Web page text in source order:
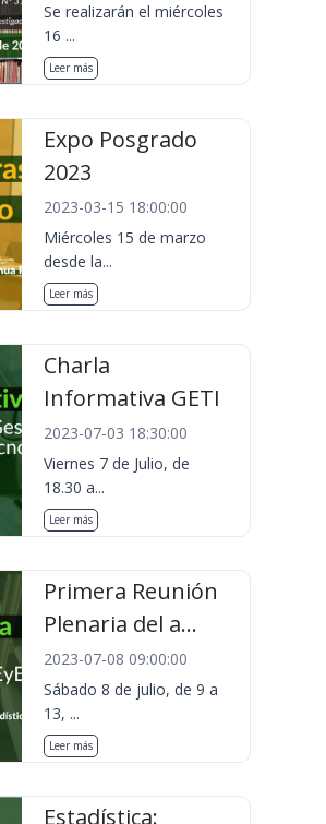
Se realizarán el miércoles
16 ...
Leer más
Expo Posgrado
2023
2023-03-15 18:00:00
Miércoles 15 de marzo
desde la...
Leer más
Charla
Informativa GETI
2023-07-03 18:30:00
Viernes 7 de Julio, de
18.30 a...
Leer más
Primera Reunión
Plenaria del a...
2023-07-08 09:00:00
Sábado 8 de julio, de 9 a
13, ...
Leer más
Estadística: